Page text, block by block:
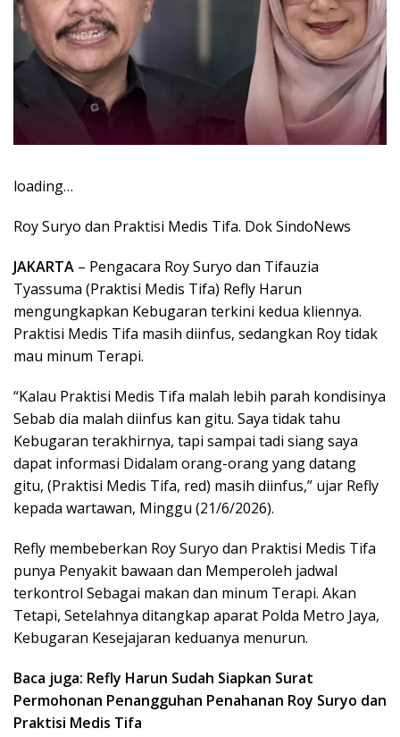
loading…
Roy Suryo dan Praktisi Medis Tifa. Dok SindoNews
JAKARTA – Pengacara Roy Suryo dan Tifauzia
Tyassuma (Praktisi Medis Tifa) Refly Harun
mengungkapkan Kebugaran terkini kedua kliennya.
Praktisi Medis Tifa masih diinfus, sedangkan Roy tidak
mau minum Terapi.
“Kalau Praktisi Medis Tifa malah lebih parah kondisinya
Sebab dia malah diinfus kan gitu. Saya tidak tahu
Kebugaran terakhirnya, tapi sampai tadi siang saya
dapat informasi Didalam orang-orang yang datang
gitu, (Praktisi Medis Tifa, red) masih diinfus,” ujar Refly
kepada wartawan, Minggu (21/6/2026).
Refly membeberkan Roy Suryo dan Praktisi Medis Tifa
punya Penyakit bawaan dan Memperoleh jadwal
terkontrol Sebagai makan dan minum Terapi. Akan
Tetapi, Setelahnya ditangkap aparat Polda Metro Jaya,
Kebugaran Kesejajaran keduanya menurun.
Baca juga: Refly Harun Sudah Siapkan Surat
Permohonan Penangguhan Penahanan Roy Suryo dan
Praktisi Medis Tifa